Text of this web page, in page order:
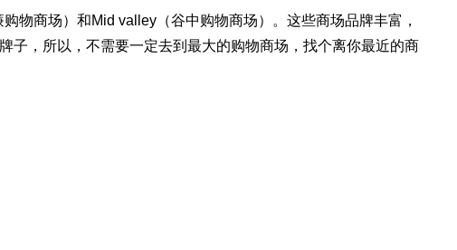
物商场）和Mid valley（谷中购物商场）。这些商场品牌丰富，
子，所以，不需要一定去到最大的购物商场，找个离你最近的商